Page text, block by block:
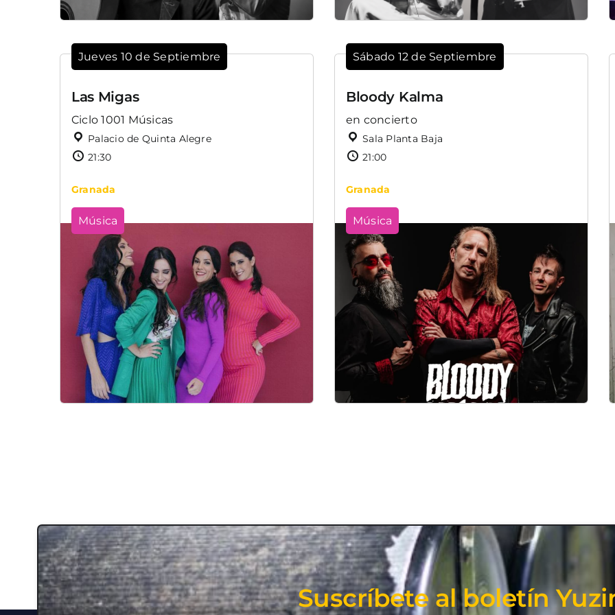
Jueves 10 de Septiembre
Las Migas
Ciclo 1001 Músicas
Palacio de Quinta Alegre
21:30
Granada
Música
Sábado 12 de Septiembre
Bloody Kalma
en concierto
Sala Planta Baja
21:00
Granada
Música
Suscríbete al boletín